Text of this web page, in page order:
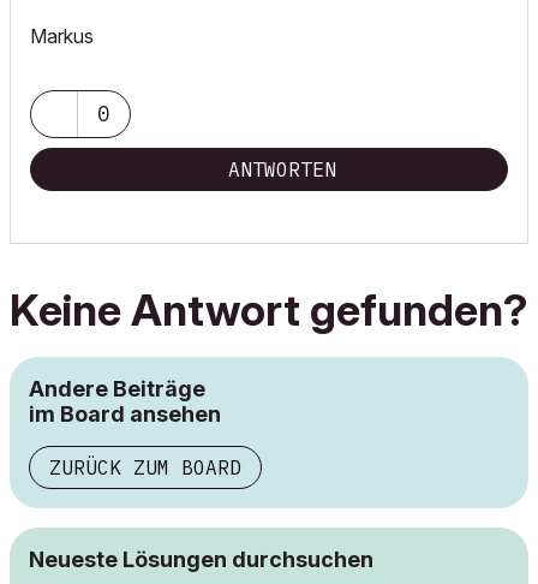
Markus
0
ANTWORTEN
Keine Antwort gefunden?
Andere Beiträge
im Board ansehen
ZURÜCK ZUM BOARD
Neueste Lösungen durchsuchen